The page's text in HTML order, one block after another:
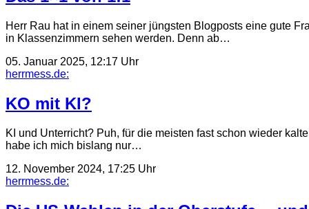
Herr Rau hat in einem seiner jüngsten Blogposts eine gute
in Klassenzimmern sehen werden. Denn ab…
05. Januar 2025, 12:17 Uhr
herrmess.de:
KO mit KI?
KI und Unterricht? Puh, für die meisten fast schon wieder
habe ich mich bislang nur…
12. November 2024, 17:25 Uhr
herrmess.de: